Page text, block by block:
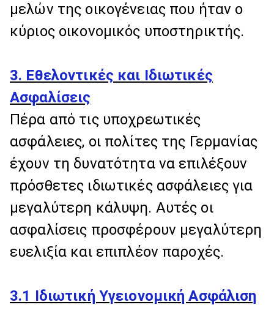
μελών της οικογένειας που ήταν ο
κύριος οικονομικός υποστηρικτής.
3. Εθελοντικές και Ιδιωτικές
Ασφαλίσεις
Πέρα από τις υποχρεωτικές
ασφάλειες, οι πολίτες της Γερμανίας
έχουν τη δυνατότητα να επιλέξουν
πρόσθετες ιδιωτικές ασφάλειες για
μεγαλύτερη κάλυψη. Αυτές οι
ασφαλίσεις προσφέρουν μεγαλύτερη
ευελιξία και επιπλέον παροχές.
3.1 Ιδιωτική Υγειονομική Ασφάλιση